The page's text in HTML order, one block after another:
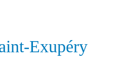
Exupéry